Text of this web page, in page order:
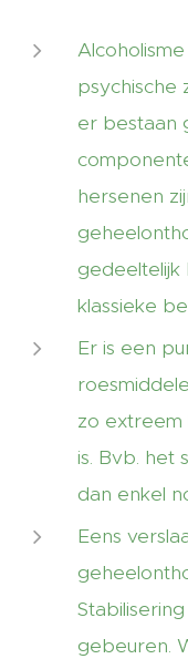
psychische
er bestaan
hersenen
gedeeltelijk
klassieke
Er is een
zo extreem
is. Bvb. het
dan enkel
Eens
gebeuren.